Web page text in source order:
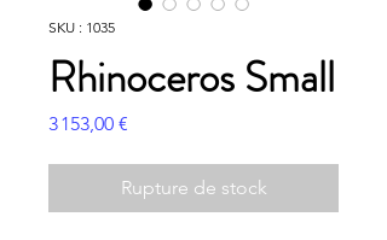
SKU : 1035
Rhinoceros Small
3 153,00 €
Rupture de stock